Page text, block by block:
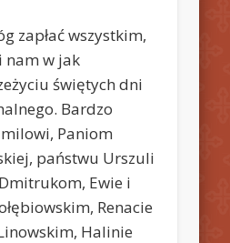
zapłać wszystkim,
nam w jak
świętych dni
Bardzo
Paniom
państwu Urszuli
Ewie i
Renacie
Halinie